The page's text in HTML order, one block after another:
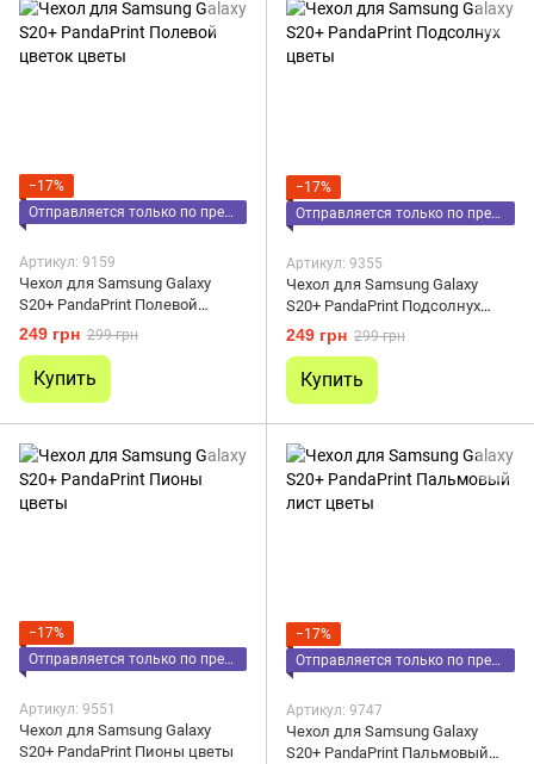
−17%
Отправляется только по предоплате
Артикул: 9159
Чехол для Samsung Galaxy
S20+ PandaPrint Полевой
цветок цветы
249 грн 299 грн
Купить
−17%
Отправляется только по предоплате
Артикул: 9355
Чехол для Samsung Galaxy
S20+ PandaPrint Подсолнух
цветы
249 грн 299 грн
Купить
−17%
Отправляется только по предоплате
Артикул: 9551
Чехол для Samsung Galaxy
S20+ PandaPrint Пионы цветы
−17%
Отправляется только по предоплате
Артикул: 9747
Чехол для Samsung Galaxy
S20+ PandaPrint Пальмовый